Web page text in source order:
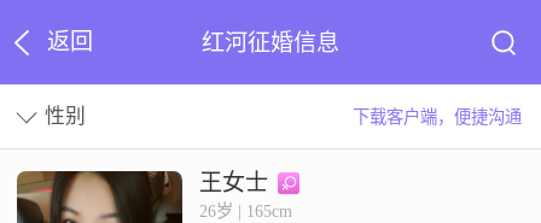
返回 红河征婚信息
性别 下载客户端，便捷沟通
王女士
26岁 | 165cm